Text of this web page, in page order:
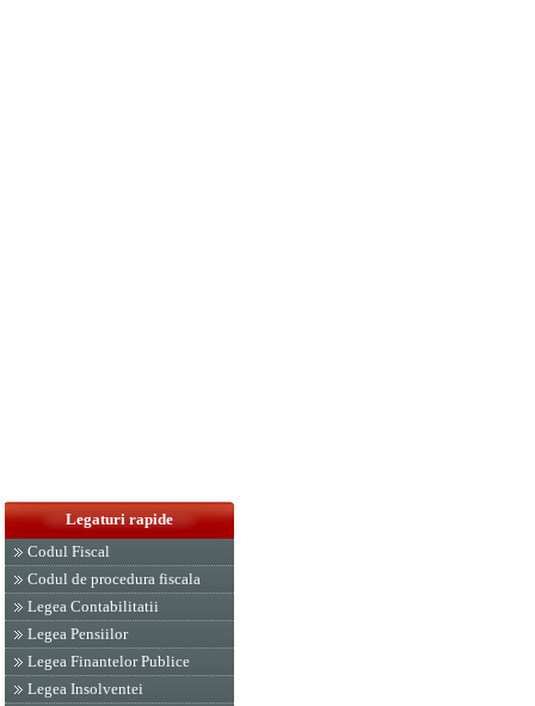
Legaturi rapide
Codul Fiscal
Codul de procedura fiscala
Legea Contabilitatii
Legea Pensiilor
Legea Finantelor Publice
Legea Insolventei